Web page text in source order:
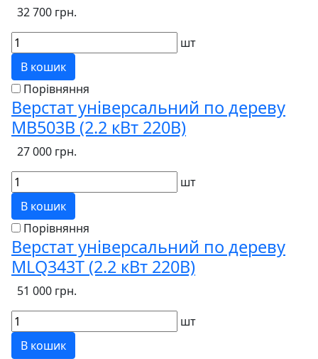
32 700 грн.
шт
В кошик
Порівняння
Верстат універсальний по дереву
MB503B (2.2 кВт 220В)
27 000 грн.
шт
В кошик
Порівняння
Верстат універсальний по дереву
MLQ343T (2.2 кВт 220В)
51 000 грн.
шт
В кошик